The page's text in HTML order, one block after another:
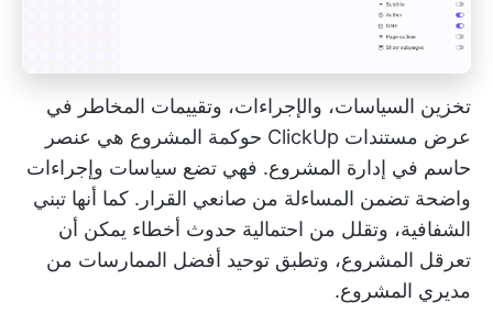
تخزين السياسات، والإجراءات، وتقييمات المخاطر في
عرض مستندات ClickUp
حوكمة المشروع هي عنصر
حاسم في إدارة المشروع. فهي تضع سياسات وإجراءات
واضحة تضمن المساءلة من صانعي القرار. كما أنها تبني
الشفافية، وتقلل من احتمالية حدوث أخطاء يمكن أن
تعرقل المشروع، وتطبق توحيد أفضل الممارسات من
مديري المشروع.